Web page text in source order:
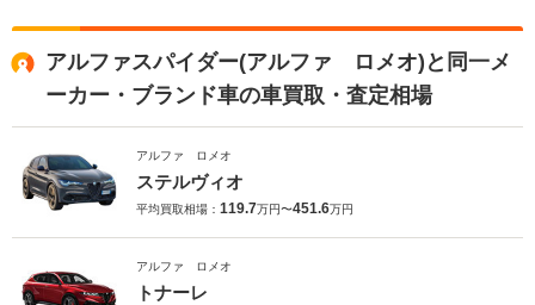
アルファスパイダー(アルファ ロメオ)と同一メ
ーカー・ブランド車の車買取・査定相場
アルファ ロメオ
ステルヴィオ
平均買取相場： 119.7万円〜451.6万円
アルファ ロメオ
トナーレ